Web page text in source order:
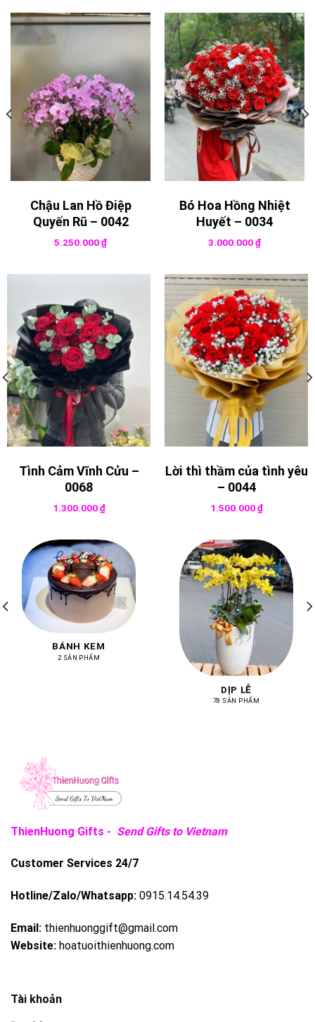
Chậu Lan Hồ Điệp
Quyến Rũ – 0042
5.250.000₫
Bó Hoa Hồng Nhiệt
Huyết – 0034
3.000.000₫
Tình Cảm Vĩnh Cửu –
0068
1.300.000₫
Lời thì thầm của tình yêu
– 0044
1.500.000₫
BÁNH KEM
2 SẢN PHẨM
DỊP LỄ
78 SẢN PHẨM
ThienHuong Gifts - Send Gifts to Vietnam
Customer Services 24/7
Hotline/Zalo/Whatsapp: 0915.14.54.39
Email: thienhuonggift@gmail.com
Website: hoatuoithienhuong.com
Tài khoản